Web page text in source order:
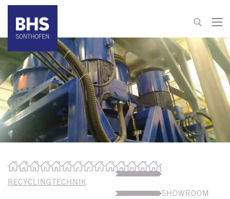
+49 8321 6099-520
recycling@bhs-sonthofen.de
zum Kontakt
RECYCLINGTECHNIK
SHOWROOM